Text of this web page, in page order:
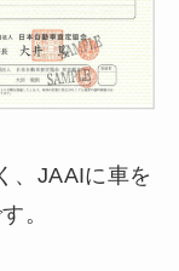
、JAAIに車を
。